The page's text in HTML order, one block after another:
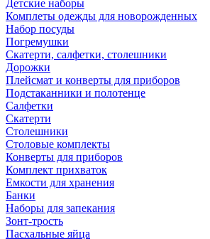
Детские наборы
Комплеты одежды для новорожденных
Набор посуды
Погремушки
Скатерти, салфетки, столешники
Дорожки
Плейсмат и конверты для приборов
Подстаканники и полотенце
Салфетки
Скатерти
Столешники
Столовые комплекты
Конверты для приборов
Комплект прихваток
Емкости для хранения
Банки
Наборы для запекания
Зонт-трость
Пасхальные яйца